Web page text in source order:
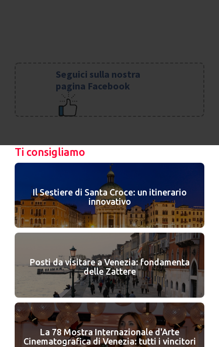
Seguici sulla nostra
pagina Facebook
Ti consigliamo
Il Sestiere di Santa Croce: un itinerario
innovativo
Posti da visitare a Venezia: fondamenta
delle Zattere
La 78 Mostra Internazionale d'Arte
Cinematografica di Venezia: tutti i vincitori